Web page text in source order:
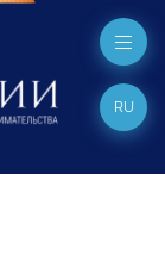
RU